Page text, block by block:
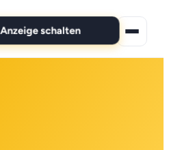
Anzeige schalten